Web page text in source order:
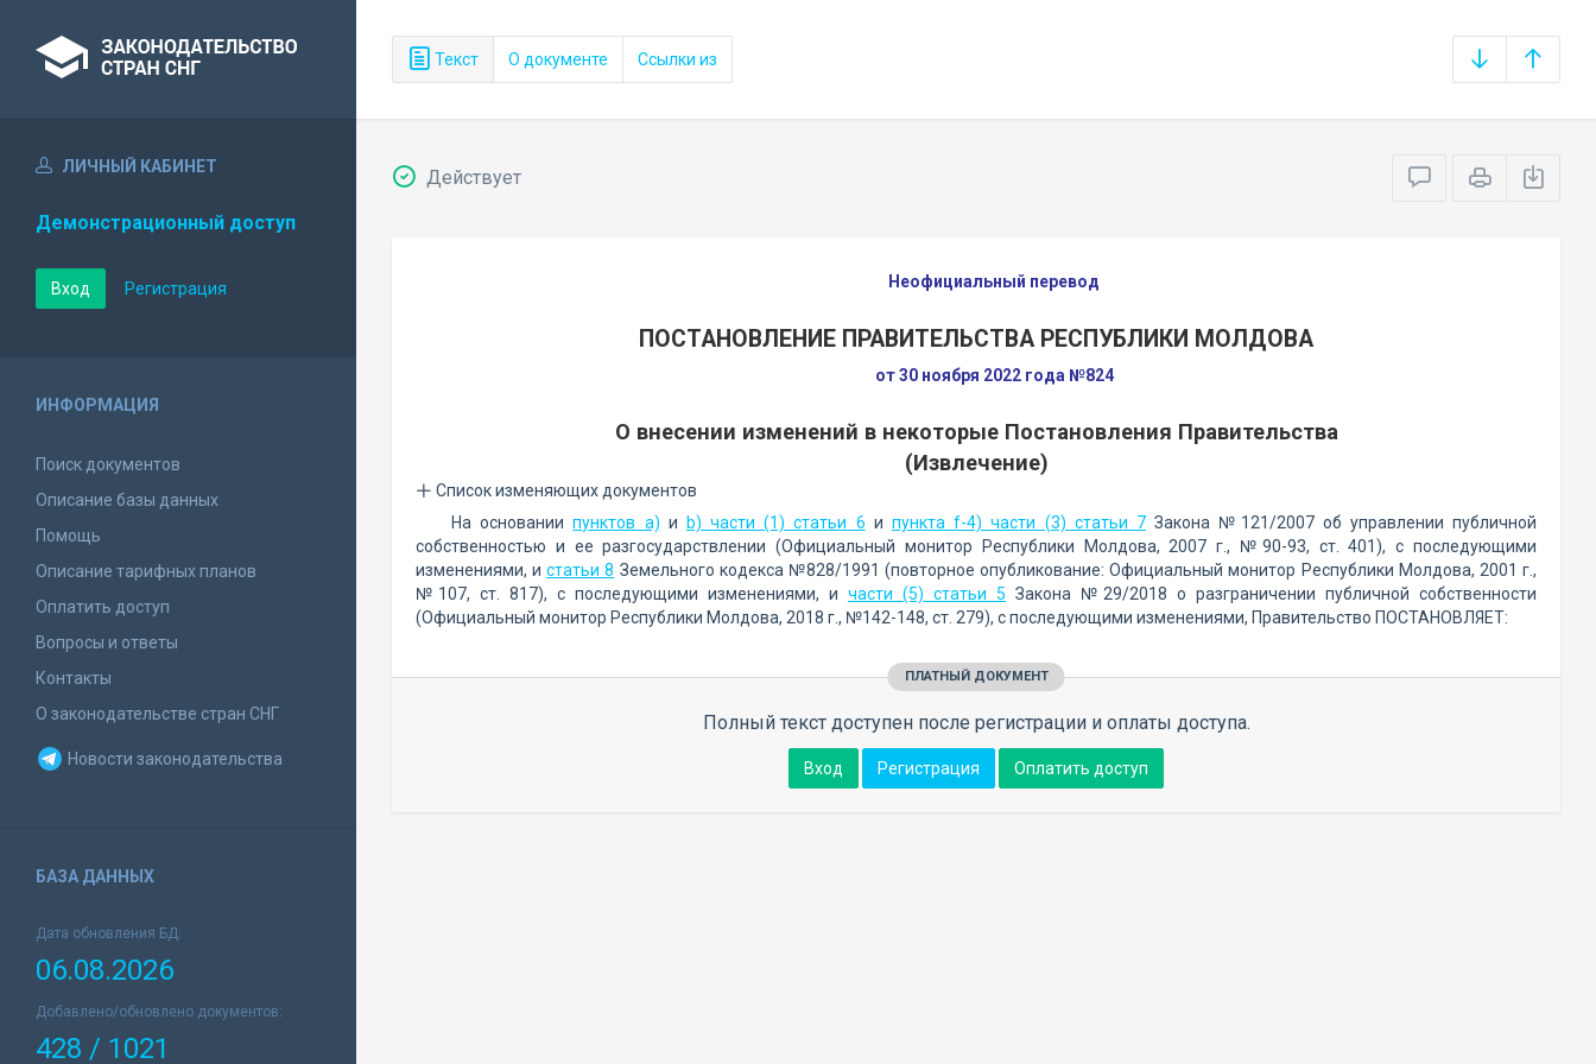
Текст О документе Ссылки из
ЛИЧНЫЙ КАБИНЕТ
Демонстрационный доступ
Вход Регистрация
ИНФОРМАЦИЯ
Поиск документов
Описание базы данных
Помощь
Описание тарифных планов
Оплатить доступ
Вопросы и ответы
Контакты
О законодательстве стран СНГ
Новости законодательства
БАЗА ДАННЫХ
Дата обновления БД:
06.08.2026
Добавлено/обновлено документов:
428 / 1021
Действует
Неофициальный перевод
ПОСТАНОВЛЕНИЕ ПРАВИТЕЛЬСТВА РЕСПУБЛИКИ МОЛДОВА
от 30 ноября 2022 года №824
О внесении изменений в некоторые Постановления Правительства
(Извлечение)
Список изменяющих документов
На основаниипунктов а) и b) части (1) статьи 6 ипункта f-4) части (3) статьи 7Закона №121/2007 об управлении публичной
собственностью и ее разгосударствлении (Официальный монитор Республики Молдова, 2007 г., №90-93, ст. 401), с последующими
изменениями, истатьи 8 Земельного кодекса №828/1991 (повторное опубликование: Официальный монитор Республики Молдова, 2001 г.,
№107, ст. 817), с последующими изменениями, и части (5) статьи 5 Закона №29/2018 о разграничении публичной собственности
(Официальный монитор Республики Молдова, 2018 г., №142-148, ст. 279), с последующими изменениями, Правительство ПОСТАНОВЛЯЕТ:
ПЛАТНЫЙ ДОКУМЕНТ
Полный текст доступен после регистрации и оплаты доступа.
Вход Регистрация Оплатить доступ